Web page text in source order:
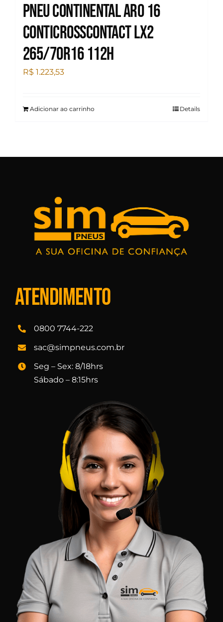
Pneu Continental Aro 16
Conticrosscontact Lx2
265/70R16 112H
R$ 1.223,53
Adicionar ao carrinho Details
Atendimento
0800 7744-222
sac@simpneus.com.br
Seg – Sex: 8/18hrs
Sábado – 8:15hrs